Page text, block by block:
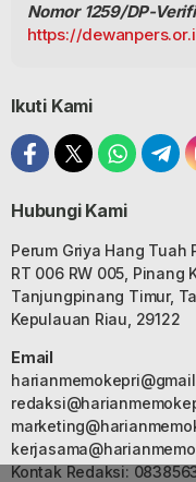
Nomor 1259/DP-
https://
Ikuti Kami
Hubungi Kami
Perum Griya Hang Tuah
RT 006 RW 005, Pinang
Tanjungpinang Timur,
Kepulauan Riau, 29122
Email
Kontak Redaksi: